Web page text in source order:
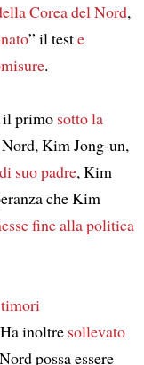
Corea del Nord,
” il teste
.
il primo sotto la
Kim Jong-un,
suo padre, Kim
che Kim
fine alla politica
inoltre sollevato
possa essere